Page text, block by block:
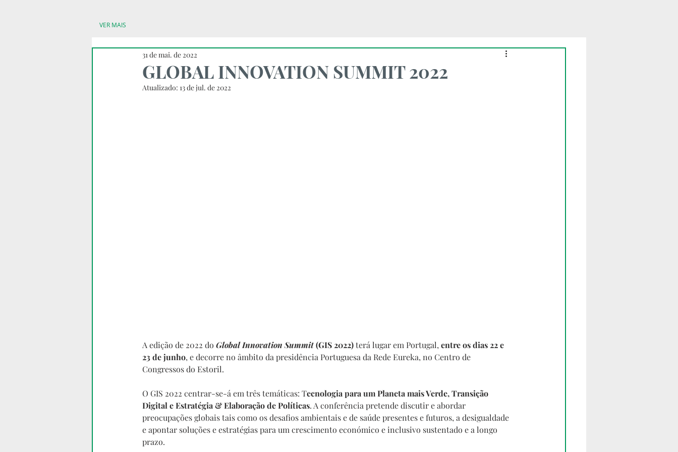
VER MAIS
GLOBAL INNOVATION SUMMIT 2022
31 de mai. de 2022
Atualizado: 13 de jul. de 2022
A edição de 2022 do Global Innovation Summit (GIS 2022) terá lugar em Portugal, entre os dias 22 e
23 de junho, e decorre no âmbito da presidência Portuguesa da Rede Eureka, no Centro de
Congressos do Estoril.
O GIS 2022 centrar-se-á em três temáticas: Tecnologia para um Planeta mais Verde, Transição
Digital e Estratégia & Elaboração de Políticas. A conferência pretende discutir e abordar
preocupações globais tais como os desafios ambientais e de saúde presentes e futuros, a desigualdade
e apontar soluções e estratégias para um crescimento económico e inclusivo sustentado e a longo
prazo.